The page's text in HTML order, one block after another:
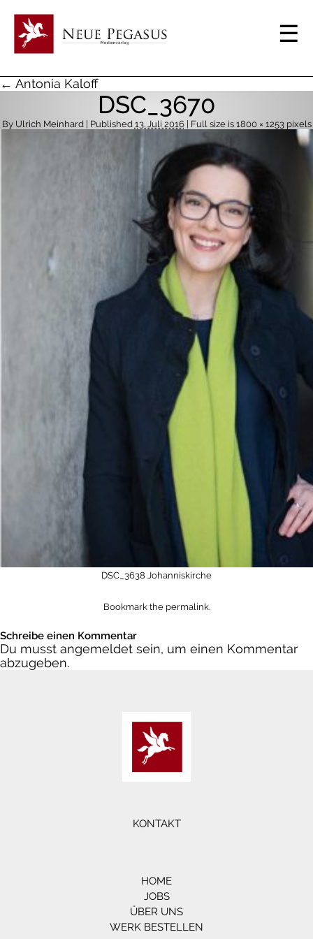
← Antonia Kaloff
DSC_3670
By Ulrich Meinhard| Published 13. Juli 2016| Full size is 1800 × 1253pixels
DSC_3638 Johanniskirche
Bookmark the permalink.
Schreibe einen Kommentar
Du musst angemeldet sein, um einen Kommentar
abzugeben.
KONTAKT
HOME
JOBS
ÜBER UNS
WERK BESTELLEN